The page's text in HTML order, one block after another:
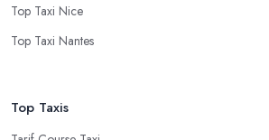
Top Taxi Nice
Top Taxi Nantes
Top Taxis